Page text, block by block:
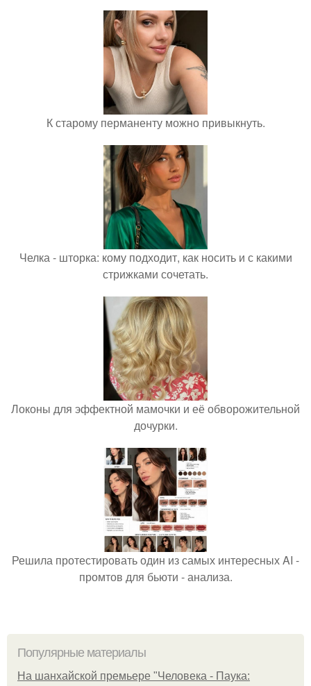
К старому перманенту можно привыкнуть.
Челка - шторка: кому подходит, как носить и с какими
стрижками сочетать.
Локоны для эффектной мамочки и её обворожительной
дочурки.
Решила протестировать один из самых интересных AI -
промтов для бьюти - анализа.
Популярные материалы
На шанхайской премьере "Человека - Паука: